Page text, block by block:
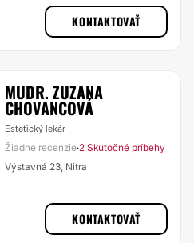
KONTAKTOVAŤ
MUDR. ZUZANA
CHOVANCOVÁ
Estetický lekár
Žiadne recenzie·2 Skutočné príbehy
Výstavná 23, Nitra
KONTAKTOVAŤ